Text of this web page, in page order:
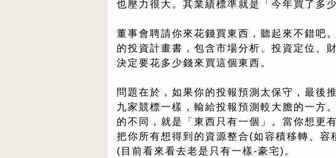
也壓力很大。其業績標準就是「今年買了多
董事會聘請你來花錢買東西，聽起來不錯吧
的投資計畫書，包含市場分析、投資定位、
決定要花多少錢來買這個東西。
問題在於，如果你的投報預測太保守，最後
九家競標一樣，輸給投報預測較大膽的一方
的不同，就是「東西只有一個」。當你想更
把你所有想得到的資源整合(如容積移轉、容
(目前看來看去老是只有一樣-豪宅)。